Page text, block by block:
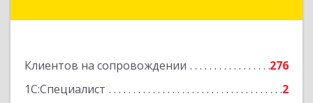
Клиентов на сопровождении
276
1С:Специалист
2